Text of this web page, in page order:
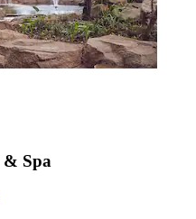
& Spa